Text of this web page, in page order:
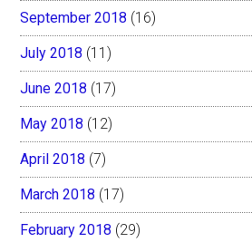
September 2018 (16)
July 2018 (11)
June 2018 (17)
May 2018 (12)
April 2018 (7)
March 2018 (17)
February 2018 (29)